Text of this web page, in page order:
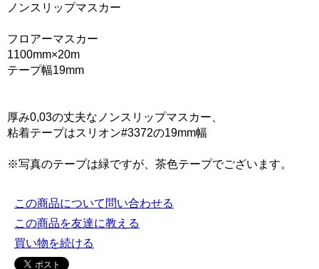
ノンスリップマスカー
フロアーマスカー
1100mm×20m
テープ幅19mm
厚み0,03の丈夫なノンスリップマスカー、
粘着テープはスリオン#3372の19mm幅
※写真のテープは緑ですが、茶色テープでございます。
この商品について問い合わせる
この商品を友達に教える
買い物を続ける